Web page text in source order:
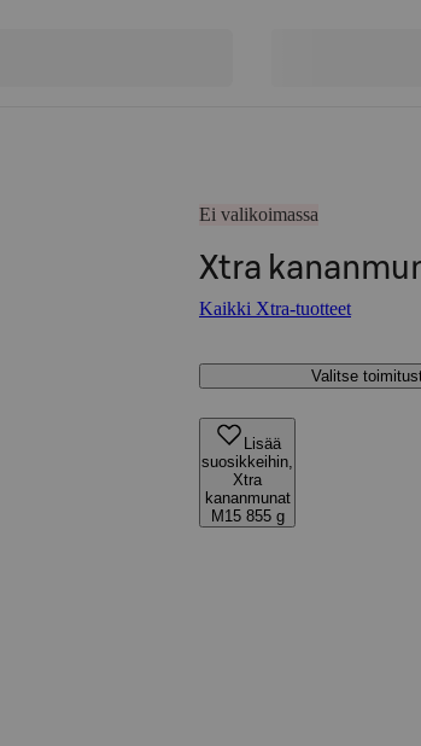
Ei valikoimassa
Xtra
Kaikki Xtra-tuotteet
Valitse
Lisää
suosikkeihin,
Xtra
kananmunat
M15 855 g